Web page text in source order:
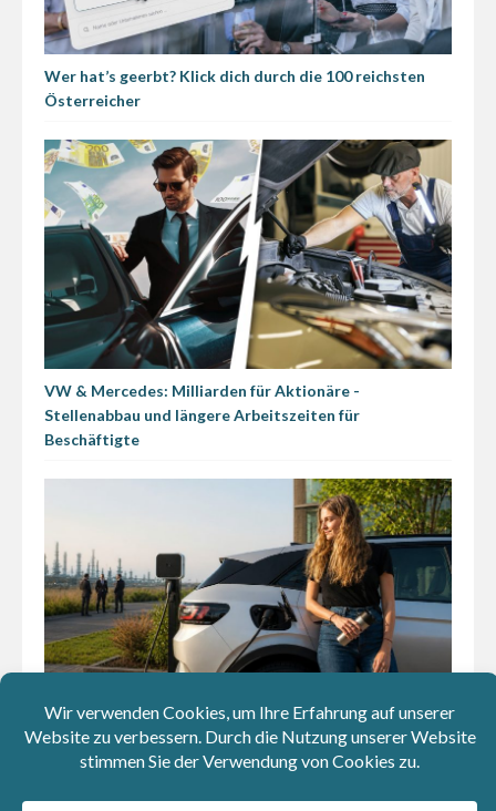
Wer hat’s geerbt? Klick dich durch die 100 reichsten
Österreicher
VW & Mercedes: Milliarden für Aktionäre -
Stellenabbau und längere Arbeitszeiten für
Beschäftigte
Elektroautos ausgebremst: Autohersteller und
Ölindustrie haben jahrzehntelang falsche Geschichten
über E-Autos verbreitet